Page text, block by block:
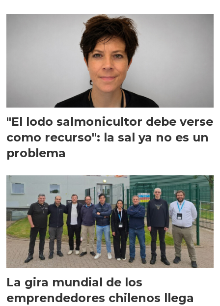
"El lodo salmonicultor debe verse
como recurso": la sal ya no es un
problema
La gira mundial de los
emprendedores chilenos llega